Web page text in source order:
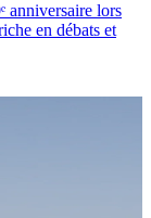
anniversaire lors
en débats et